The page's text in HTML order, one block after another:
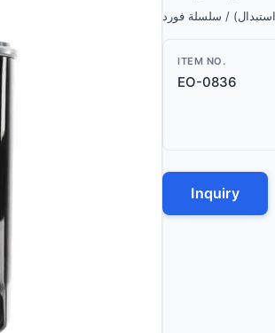
/ سلسلة فورد
ITEM NO.
EO-0836
Inquiry